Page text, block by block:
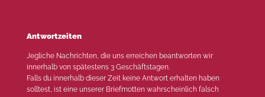
Antwortzeiten
Jegliche Nachrichten, die uns erreichen beantworten wir
innerhalb von spätestens 3 Geschäftstagen.
Falls du innerhalb dieser Zeit keine Antwort erhalten haben
solltest, ist eine unserer Briefmotten wahrscheinlich falsch